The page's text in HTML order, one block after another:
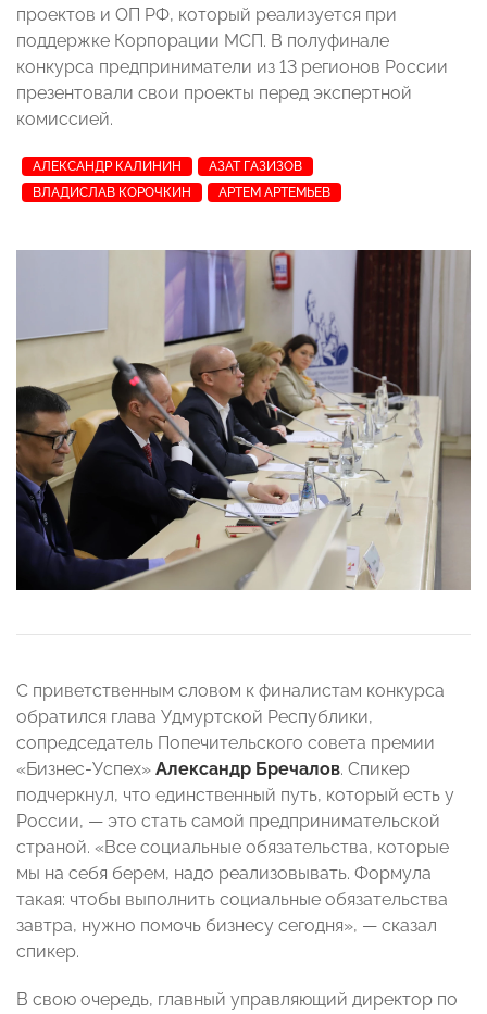
проектов и ОП РФ, который реализуется при
поддержке Корпорации МСП. В полуфинале
конкурса предприниматели из 13 регионов России
презентовали свои проекты перед экспертной
комиссией.
АЛЕКСАНДР КАЛИНИН
АЗАТ ГАЗИЗОВ
ВЛАДИСЛАВ КОРОЧКИН
АРТЕМ АРТЕМЬЕВ
С приветственным словом к финалистам конкурса
обратился глава Удмуртской Республики,
сопредседатель Попечительского совета премии
«Бизнес-Успех» Александр Бречалов. Спикер
подчеркнул, что единственный путь, который есть у
России, — это стать самой предпринимательской
страной. «Все социальные обязательства, которые
мы на себя берем, надо реализовывать. Формула
такая: чтобы выполнить социальные обязательства
завтра, нужно помочь бизнесу сегодня», — сказал
спикер.
В свою очередь, главный управляющий директор по